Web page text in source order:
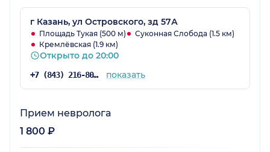
г Казань, ул Островского, зд 57А
Площадь Тукая (500 м)
Суконная Слобода (1.5 км)
Кремлёвская (1.9 км)
Открыто до 20:00
+7 (843) 216-80-28 показать
Прием невролога
1 800 ₽